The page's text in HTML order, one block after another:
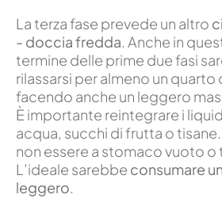
La terza fase prevede un altro
- doccia fredda. Anche in
termine delle prime due fasi
rilassarsi per almeno un quarto
facendo anche un leggero
È importante reintegrare i
acqua, succhi di frutta o
non essere a stomaco vuoto
L’ideale sarebbe consumare
leggero.